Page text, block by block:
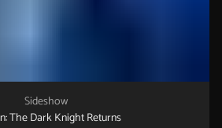
Sideshow
The Dark Knight Returns